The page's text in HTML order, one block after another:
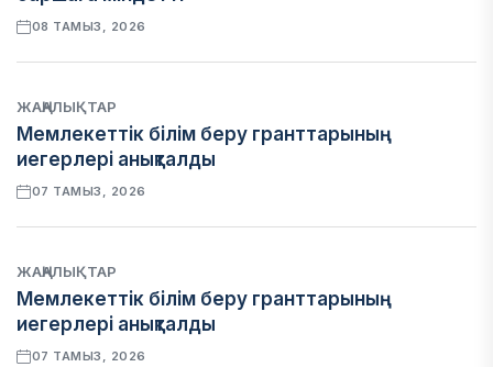
08 ТАМЫЗ, 2026
ЖАҢАЛЫҚТАР
Мемлекеттік білім беру гранттарының
иегерлері анықталды
07 ТАМЫЗ, 2026
ЖАҢАЛЫҚТАР
Мемлекеттік білім беру гранттарының
иегерлері анықталды
07 ТАМЫЗ, 2026